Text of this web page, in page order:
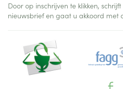
Door op inschrijven te klikken,
nieuwsbrief en gaat u akkoord met